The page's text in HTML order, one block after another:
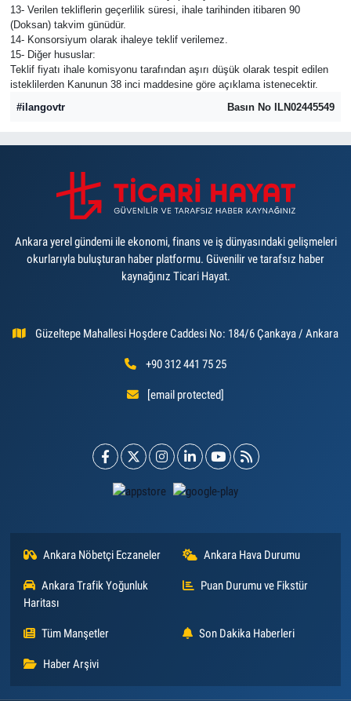
13- Verilen tekliflerin geçerlilik süresi, ihale tarihinden itibaren 90
(Doksan) takvim günüdür.
14- Konsorsiyum olarak ihaleye teklif verilemez.
15- Diğer hususlar:
Teklif fiyatı ihale komisyonu tarafından aşırı düşük olarak tespit edilen
isteklilerden Kanunun 38 inci maddesine göre açıklama istenecektir.
#ilangovtr
Basın No ILN02445549
Ankara yerel gündemi ile ekonomi, finans ve iş dünyasındaki gelişmeleri
okurlarıyla buluşturan haber platformu. Güvenilir ve tarafsız haber
kaynağınız Ticari Hayat.
Güzeltepe Mahallesi Hoşdere Caddesi No: 184/6 Çankaya / Ankara
+90 312 441 75 25
[email protected]
Ankara Nöbetçi Eczaneler Ankara Hava Durumu
Ankara Trafik Yoğunluk
Haritası
Puan Durumu ve Fikstür
Tüm Manşetler Son Dakika Haberleri
Haber Arşivi